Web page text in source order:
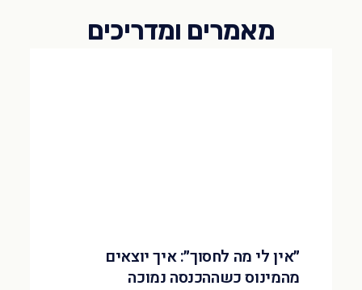
״אין לי מה לחסוך״: איך יוצאים
מהמינוס כשההכנסה נמוכה